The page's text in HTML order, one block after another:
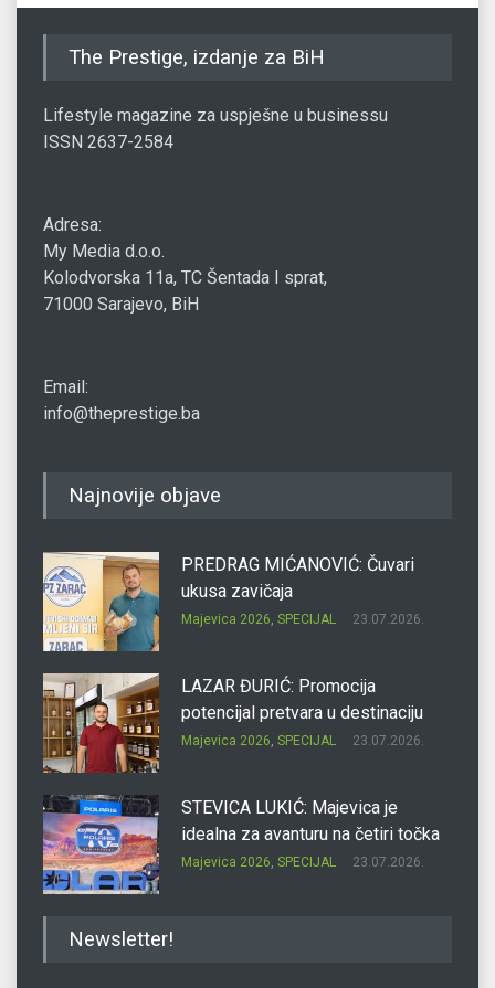
The Prestige, izdanje za BiH
Lifestyle magazine za uspješne u businessu
ISSN 2637-2584
Adresa:
My Media d.o.o.
Kolodvorska 11a, TC Šentada I sprat,
71000 Sarajevo, BiH
Email:
info@theprestige.ba
Najnovije objave
PREDRAG MIĆANOVIĆ: Čuvari
ukusa zavičaja
Majevica 2026, SPECIJAL 23.07.2026.
LAZAR ĐURIĆ: Promocija
potencijal pretvara u destinaciju
Majevica 2026, SPECIJAL 23.07.2026.
STEVICA LUKIĆ: Majevica je
idealna za avanturu na četiri točka
Majevica 2026, SPECIJAL 23.07.2026.
Newsletter!